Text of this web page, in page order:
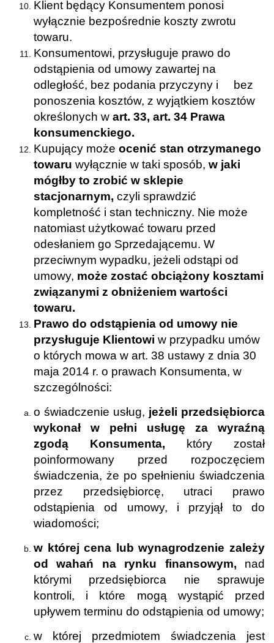
Klient będący Konsumentem ponosi
wyłącznie bezpośrednie koszty zwrotu
towaru.
Konsumentowi, przysługuje prawo do
odstąpienia od umowy zawartej na
odległość, bez podania przyczyny i bez
ponoszenia kosztów, z wyjątkiem kosztów
określonych w art. 33, art. 34 Prawa
konsumenckiego.
Kupujący może ocenić stan otrzymanego
towaru wyłącznie w taki sposób, w jaki
mógłby to zrobić w sklepie
stacjonarnym, czyli sprawdzić
kompletność i stan techniczny. Nie może
natomiast użytkować towaru przed
odesłaniem go Sprzedającemu. W
przeciwnym wypadku, jeżeli odstąpi od
umowy, może zostać obciążony kosztami
związanymi z obniżeniem wartości
towaru.
Prawo do odstąpienia od umowy nie
przysługuje Klientowi w przypadku umów
o których mowa w art. 38 ustawy z dnia 30
maja 2014 r. o prawach Konsumenta, w
szczególności:
o świadczenie usług, jeżeli przedsiębiorca
wykonał w pełni usługę za wyraźną
zgodą Konsumenta, który został
poinformowany przed rozpoczęciem
świadczenia, że po spełnieniu świadczenia
przez przedsiębiorcę, utraci prawo
odstąpienia od umowy, i przyjął to do
wiadomości;
w której cena lub wynagrodzenie zależy
od wahań na rynku finansowym, nad
którymi przedsiębiorca nie sprawuje
kontroli, i które mogą wystąpić przed
upływem terminu do odstąpienia od umowy;
w której przedmiotem świadczenia jest